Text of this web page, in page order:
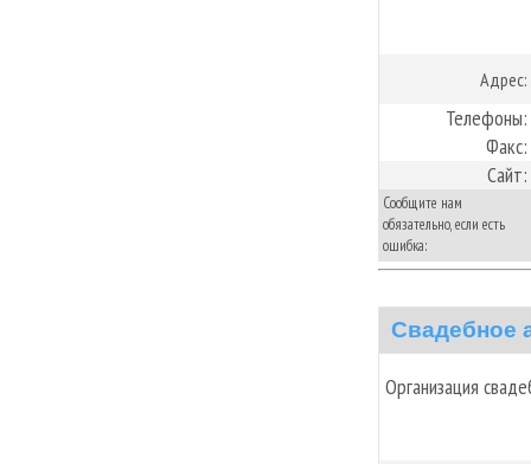
Адрес:
Телефоны:
Факс:
Сайт:
Сообщите нам
обязательно, если есть
ошибка:
Свадебное
Организация